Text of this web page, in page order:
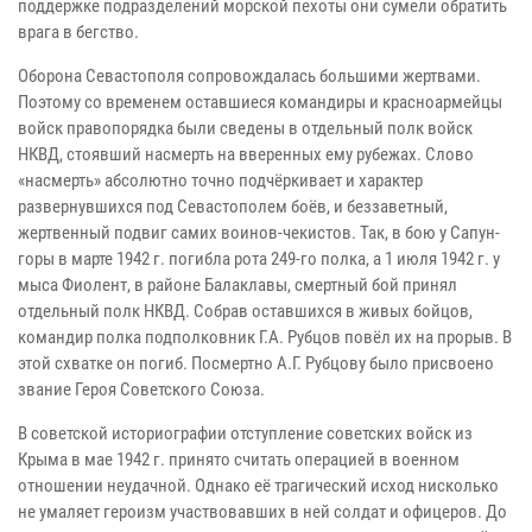
поддержке подразделений морской пехоты они сумели обратить
врага в бегство.
Оборона Севастополя сопровождалась большими жертвами.
Поэтому со временем оставшиеся командиры и красноармейцы
войск правопорядка были сведены в отдельный полк войск
НКВД, стоявший насмерть на вверенных ему рубежах. Слово
«насмерть» абсолютно точно подчёркивает и характер
развернувшихся под Севастополем боёв, и беззаветный,
жертвенный подвиг самих воинов-чекистов. Так, в бою у Сапун-
горы в марте 1942 г. погибла рота 249-го полка, а 1 июля 1942 г. у
мыса Фиолент, в районе Балаклавы, смертный бой принял
отдельный полк НКВД. Собрав оставшихся в живых бойцов,
командир полка подполковник Г.А. Рубцов повёл их на прорыв. В
этой схватке он погиб. Посмертно А.Г. Рубцову было присвоено
звание Героя Советского Союза.
В советской историографии отступление советских войск из
Крыма в мае 1942 г. принято считать операцией в военном
отношении неудачной. Однако её трагический исход нисколько
не умаляет героизм участвовавших в ней солдат и офицеров. До